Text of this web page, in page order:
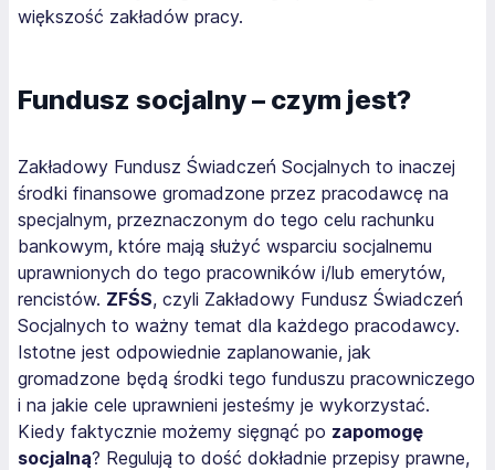
większość zakładów pracy.
Fundusz socjalny – czym jest?
Zakładowy Fundusz Świadczeń Socjalnych to inaczej
środki finansowe gromadzone przez pracodawcę na
specjalnym, przeznaczonym do tego celu rachunku
bankowym, które mają służyć wsparciu socjalnemu
uprawnionych do tego pracowników i/lub emerytów,
rencistów. ZFŚS, czyli Zakładowy Fundusz Świadczeń
Socjalnych to ważny temat dla każdego pracodawcy.
Istotne jest odpowiednie zaplanowanie, jak
gromadzone będą środki tego funduszu pracowniczego
i na jakie cele uprawnieni jesteśmy je wykorzystać.
Kiedy faktycznie możemy sięgnąć po zapomogę
socjalną? Regulują to dość dokładnie przepisy prawne,